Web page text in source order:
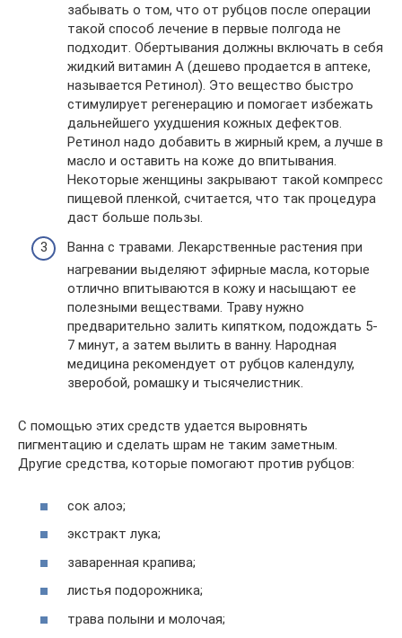
забывать о том, что от рубцов после операции
такой способ лечение в первые полгода не
подходит. Обертывания должны включать в себя
жидкий витамин А (дешево продается в аптеке,
называется Ретинол). Это вещество быстро
стимулирует регенерацию и помогает избежать
дальнейшего ухудшения кожных дефектов.
Ретинол надо добавить в жирный крем, а лучше в
масло и оставить на коже до впитывания.
Некоторые женщины закрывают такой компресс
пищевой пленкой, считается, что так процедура
даст больше пользы.
Ванна с травами. Лекарственные растения при
нагревании выделяют эфирные масла, которые
отлично впитываются в кожу и насыщают ее
полезными веществами. Траву нужно
предварительно залить кипятком, подождать 5-
7 минут, а затем вылить в ванну. Народная
медицина рекомендует от рубцов календулу,
зверобой, ромашку и тысячелистник.
С помощью этих средств удается выровнять
пигментацию и сделать шрам не таким заметным.
Другие средства, которые помогают против рубцов:
сок алоэ;
экстракт лука;
заваренная крапива;
листья подорожника;
трава полыни и молочая;